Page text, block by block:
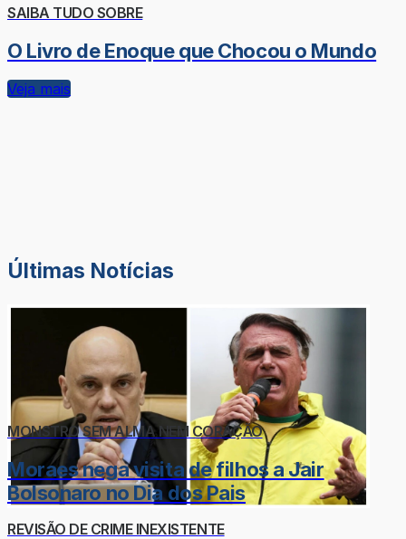
SAIBA TUDO SOBRE
O Livro de Enoque que Chocou o Mundo
Veja mais
Últimas Notícias
MONSTRO SEM ALMA NEM CORAÇÃO
Moraes nega visita de filhos a Jair
Bolsonaro no Dia dos Pais
REVISÃO DE CRIME INEXISTENTE